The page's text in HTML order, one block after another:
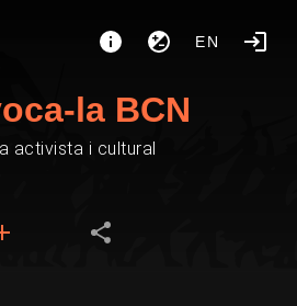
EN
la BCN
activista i cultural